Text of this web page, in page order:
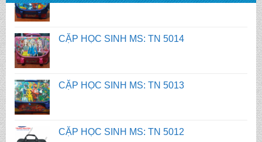
CẶP HỌC SINH MS: TN 5013
CẶP HỌC SINH MS: TN 5012
CẶP HỌC SINH MS: TN 5011